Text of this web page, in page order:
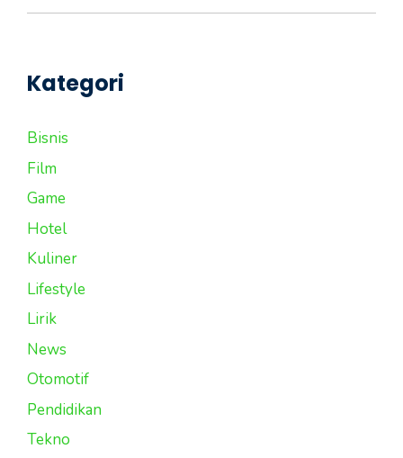
Kategori
Bisnis
Film
Game
Hotel
Kuliner
Lifestyle
Lirik
News
Otomotif
Pendidikan
Tekno